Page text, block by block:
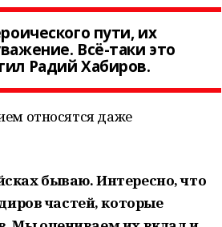
пути, их
Всё-таки это
Радий Хабиров.
относятся даже
бываю. Интересно, что
частей, которые